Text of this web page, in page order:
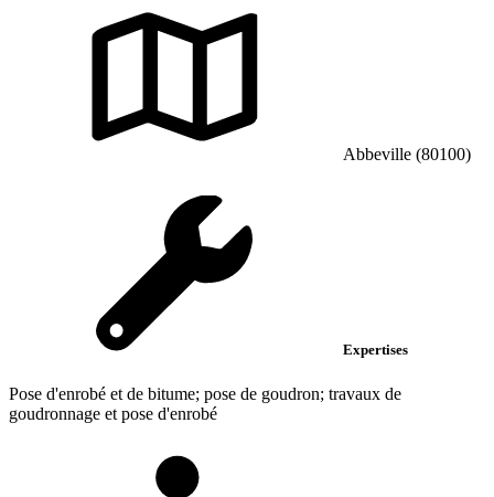
Abbeville (80100)
Expertises
Pose d'enrobé et de bitume; pose de goudron; travaux de
goudronnage et pose d'enrobé